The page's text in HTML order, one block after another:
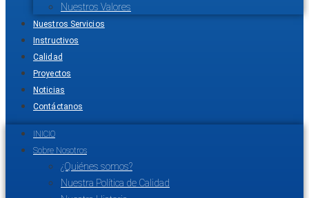
Nuestros Valores
Nuestros Servicios
Instructivos
Calidad
Proyectos
Noticias
Contáctanos
INICIO
Sobre Nosotros
¿Quiénes somos?
Nuestra Política de Calidad